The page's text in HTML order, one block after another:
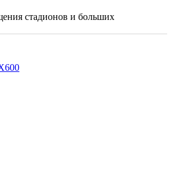
стадионов и больших